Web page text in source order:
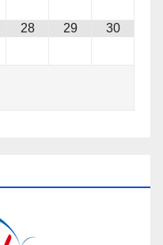
28 29 30